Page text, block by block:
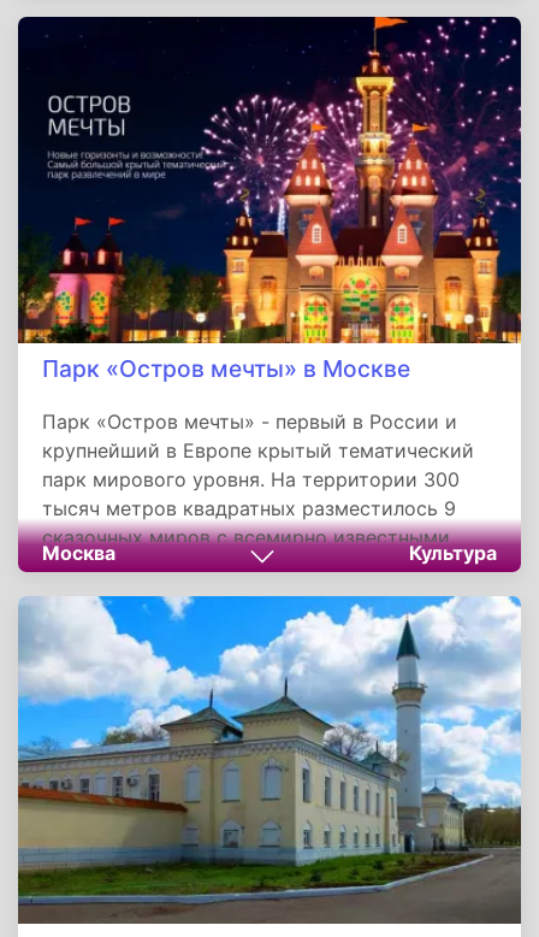
территории 187-го гвардейского штурмового
авиационного полка Восточного военного
округа, где Герой России проходил службу.
Парк «Остров мечты» в Москве
Парк «Остров мечты» - первый в России и
крупнейший в Европе крытый тематический
парк мирового уровня. На территории 300
тысяч метров квадратных разместилось 9
сказочных миров с всемирно известными
мультперсонажами, городской променад и
благоустроенный ландшафтный парк.
Москва Культура